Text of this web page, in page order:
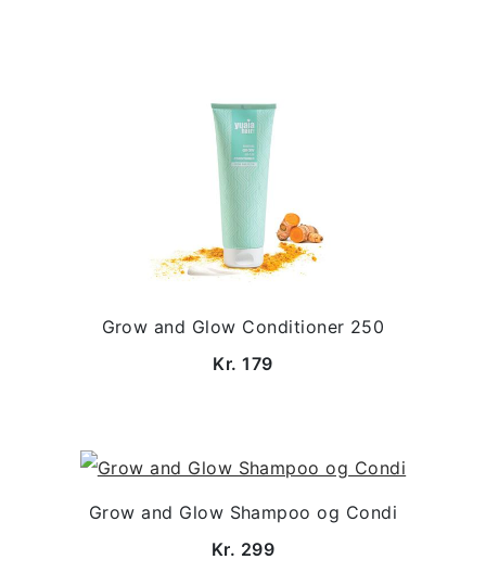
Grow and Glow Conditioner 250
Kr. 179
Grow and Glow Shampoo og Condi
Kr. 299